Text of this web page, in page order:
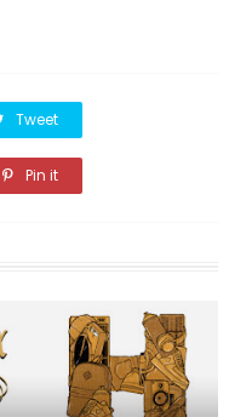
Tweet
Pin it